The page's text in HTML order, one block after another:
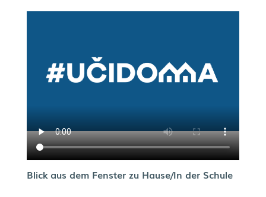
Blick aus dem Fenster zu Hause/In der Schule